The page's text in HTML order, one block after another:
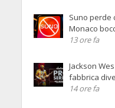
Suno perde
Monaco
13 ore fa
Jackson
fabbrica
14 ore fa